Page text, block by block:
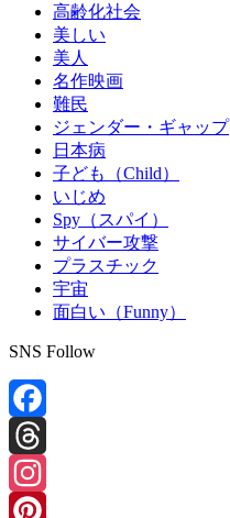
高齢化社会
美しい
美人
名作映画
難民
ジェンダー・ギャップ
日本病
子ども（Child）
いじめ
Spy（スパイ）
サイバー攻撃
プラスチック
宇宙
面白い（Funny）
SNS Follow
Facebook
Threads
Instagram